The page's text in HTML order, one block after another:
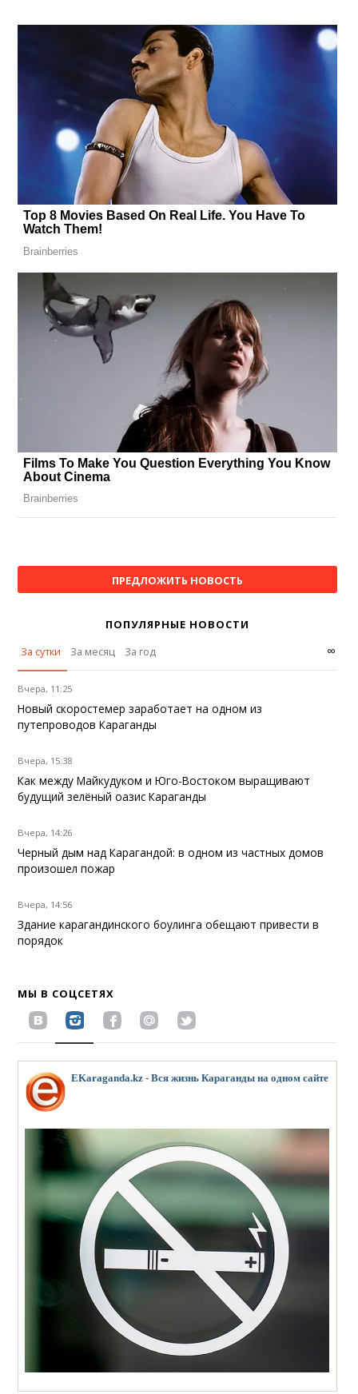
ПРЕДЛОЖИТЬ НОВОСТЬ
ПОПУЛЯРНЫЕ НОВОСТИ
За сутки
За месяц За год ∞
Вчера, 11:25
Новый скоростемер заработает на одном из
путепроводов Караганды
Вчера, 15:38
Как между Майкудуком и Юго-Востоком выращивают
будущий зелёный оазис Караганды
Вчера, 14:26
Черный дым над Карагандой: в одном из частных домов
произошел пожар
Вчера, 14:56
Здание карагандинского боулинга обещают привести в
порядок
МЫ В СОЦСЕТЯХ
EKaraganda.kz - Вся жизнь Караганды на одном сайте